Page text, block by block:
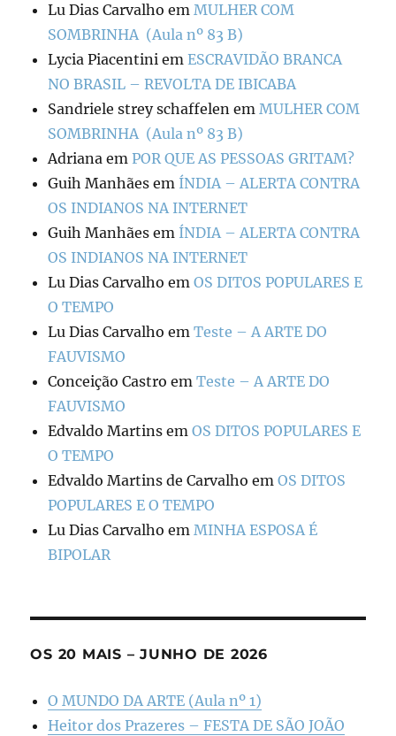
Lu Dias Carvalho emMULHER COM
SOMBRINHA (Aula nº 83 B)
Lycia Piacentini emESCRAVIDÃO BRANCA
NO BRASIL – REVOLTA DE IBICABA
Sandriele strey schaffelen emMULHER COM
SOMBRINHA (Aula nº 83 B)
Adriana emPOR QUE AS PESSOAS GRITAM?
Guih Manhães em ÍNDIA – ALERTA CONTRA
OS INDIANOS NA INTERNET
Guih Manhães em ÍNDIA – ALERTA CONTRA
OS INDIANOS NA INTERNET
Lu Dias Carvalho emOS DITOS POPULARES E
O TEMPO
Lu Dias Carvalho emTeste – A ARTE DO
FAUVISMO
Conceição Castro emTeste – A ARTE DO
FAUVISMO
Edvaldo Martins emOS DITOS POPULARES E
O TEMPO
Edvaldo Martins de Carvalho emOS DITOS
POPULARES E O TEMPO
Lu Dias Carvalho emMINHA ESPOSA É
BIPOLAR
OS 20 MAIS – JUNHO DE 2026
O MUNDO DA ARTE (Aula nº 1)
Heitor dos Prazeres – FESTA DE SÃO JOÃO